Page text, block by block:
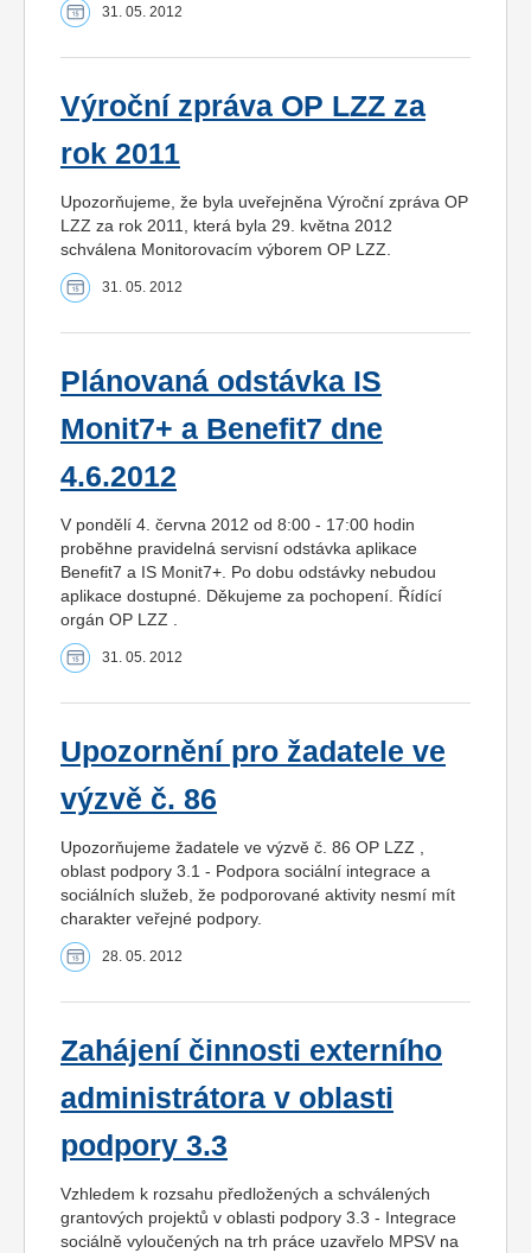
31. 05. 2012
Výroční zpráva OP LZZ za
rok 2011
Upozorňujeme, že byla uveřejněna Výroční zpráva OP
LZZ za rok 2011, která byla 29. května 2012
schválena Monitorovacím výborem OP LZZ.
31. 05. 2012
Plánovaná odstávka IS
Monit7+ a Benefit7 dne
4.6.2012
V pondělí 4. června 2012 od 8:00 - 17:00 hodin
proběhne pravidelná servisní odstávka aplikace
Benefit7 a IS Monit7+. Po dobu odstávky nebudou
aplikace dostupné. Děkujeme za pochopení. Řídící
orgán OP LZZ .
31. 05. 2012
Upozornění pro žadatele ve
výzvě č. 86
Upozorňujeme žadatele ve výzvě č. 86 OP LZZ ,
oblast podpory 3.1 - Podpora sociální integrace a
sociálních služeb, že podporované aktivity nesmí mít
charakter veřejné podpory.
28. 05. 2012
Zahájení činnosti externího
administrátora v oblasti
podpory 3.3
Vzhledem k rozsahu předložených a schválených
grantových projektů v oblasti podpory 3.3 - Integrace
sociálně vyloučených na trh práce uzavřelo MPSV na